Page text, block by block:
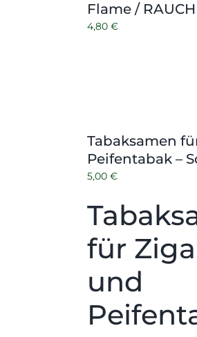
Kontakt
Flame /
4,80 €
Tabaksamen
Peifentabak –
5,00 €
für
und